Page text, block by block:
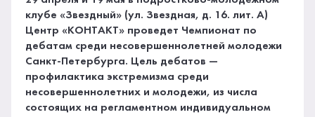
клубе «Звездный» (ул. Звездная, д. 16. лит. А)
Центр «КОНТАКТ» проведет Чемпионат по
дебатам среди несовершеннолетней молодежи
Санкт-Петербурга. Цель дебатов —
профилактика экстремизма среди
несовершеннолетних и молодежи, из числа
состоящих на регламентном индивидуальном